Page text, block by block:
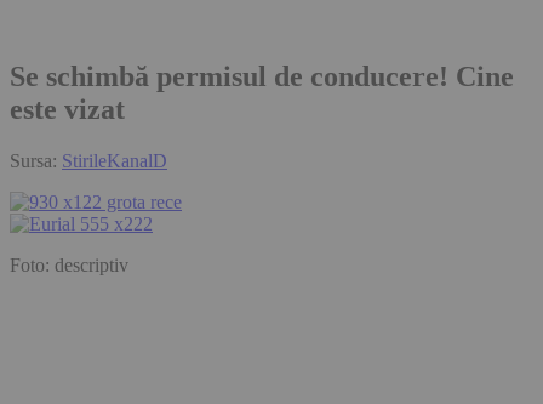
Se schimbă permisul de conducere! Cine
este vizat
Sursa: StirileKanalD
Foto: descriptiv